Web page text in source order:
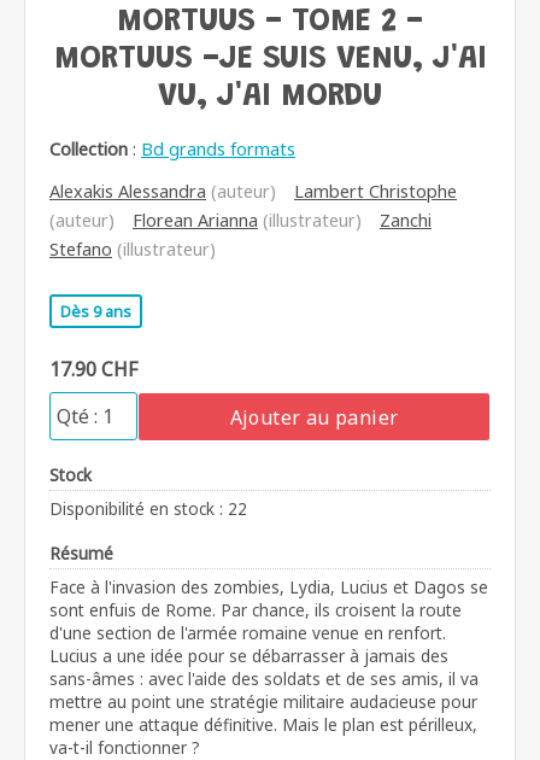
MORTUUS - TOME 2 -
MORTUUS -JE SUIS VENU, J'AI
VU, J'AI MORDU
Collection : Bd grands formats
Alexakis Alessandra (auteur)
Lambert Christophe
(auteur)
Florean Arianna (illustrateur)
Zanchi
Stefano (illustrateur)
Dès 9 ans
17.90 CHF
Ajouter au panier
Stock
Disponibilité en stock : 22
Résumé
Face à l'invasion des zombies, Lydia, Lucius et Dagos se
sont enfuis de Rome. Par chance, ils croisent la route
d'une section de l'armée romaine venue en renfort.
Lucius a une idée pour se débarrasser à jamais des
sans-âmes : avec l'aide des soldats et de ses amis, il va
mettre au point une stratégie militaire audacieuse pour
mener une attaque définitive. Mais le plan est périlleux,
va-t-il fonctionner ?